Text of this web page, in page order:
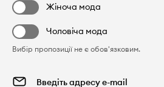
Жіноча мода
Чоловіча мода
Вибір пропозиції не є обов'язковим.